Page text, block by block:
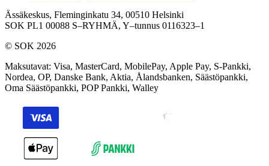
Ässäkeskus, Fleminginkatu 34, 00510 Helsinki
SOK PL1 00088 S–RYHMÄ, Y–tunnus 0116323–1
© SOK 2026
Maksutavat: Visa, MasterCard, MobilePay, Apple Pay, S-Pankki,
Nordea, OP, Danske Bank, Aktia, Ålandsbanken, Säästöpankki,
Oma Säästöpankki, POP Pankki, Walley